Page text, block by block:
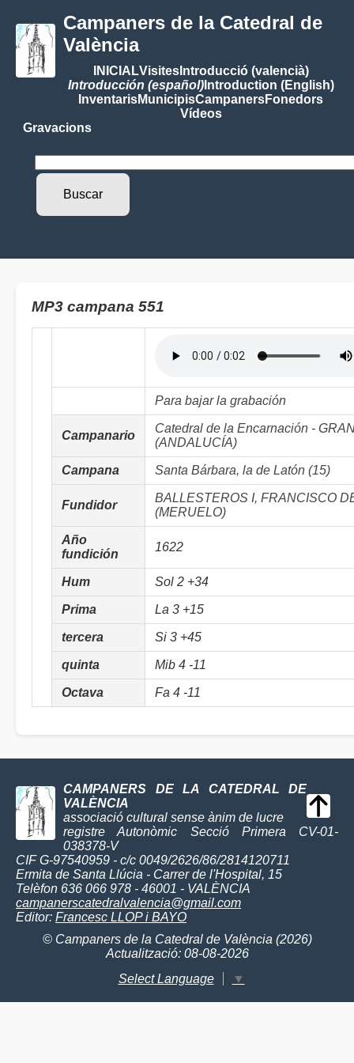
Campaners de la Catedral de
València
INICIALVisitesIntroducció (valencià)
Introducción (español)Introduction (English)
InventarisMunicipisCampanersFonedors
Vídeos
Gravacions
MP3 campana 551
Para bajar la grabación
Campanario
Catedral de la Encarnación -
(ANDALUCÍA)
Campana Santa Bárbara, la de Latón (15)
Fundidor
BALLESTEROS I, FRANCISCO
(MERUELO)
Año
fundición
1622
Hum Sol 2 +34
Prima La 3 +15
tercera Si 3 +45
quinta Mib 4 -11
Octava Fa 4 -11
CAMPANERS DE LA CATEDRAL DE
VALÈNCIA
associació cultural sense ànim de lucre
registre Autonòmic Secció Primera CV-01-
038378-V
CIF G-97540959 - c/c 0049/2626/86/2814120711
Ermita de Santa Llúcia - Carrer de l'Hospital, 15
Telèfon 636 066 978 - 46001 - VALÈNCIA
campanerscatedralvalencia@gmail.com
Editor: Francesc LLOP i BAYO
© Campaners de la Catedral de València (2026)
Actualització: 08-08-2026
Select Language
▼